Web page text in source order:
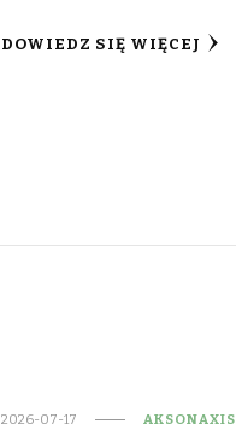
DOWIEDZ SIĘ WIĘCEJ
2026-07-17 AKSONAXIS